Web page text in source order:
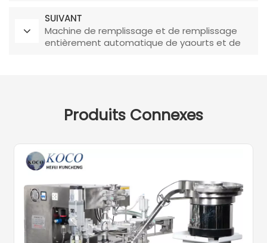
SUIVANT
Machine de remplissage et de remplissage
entièrement automatique de yaourts et de
Produits Connexes